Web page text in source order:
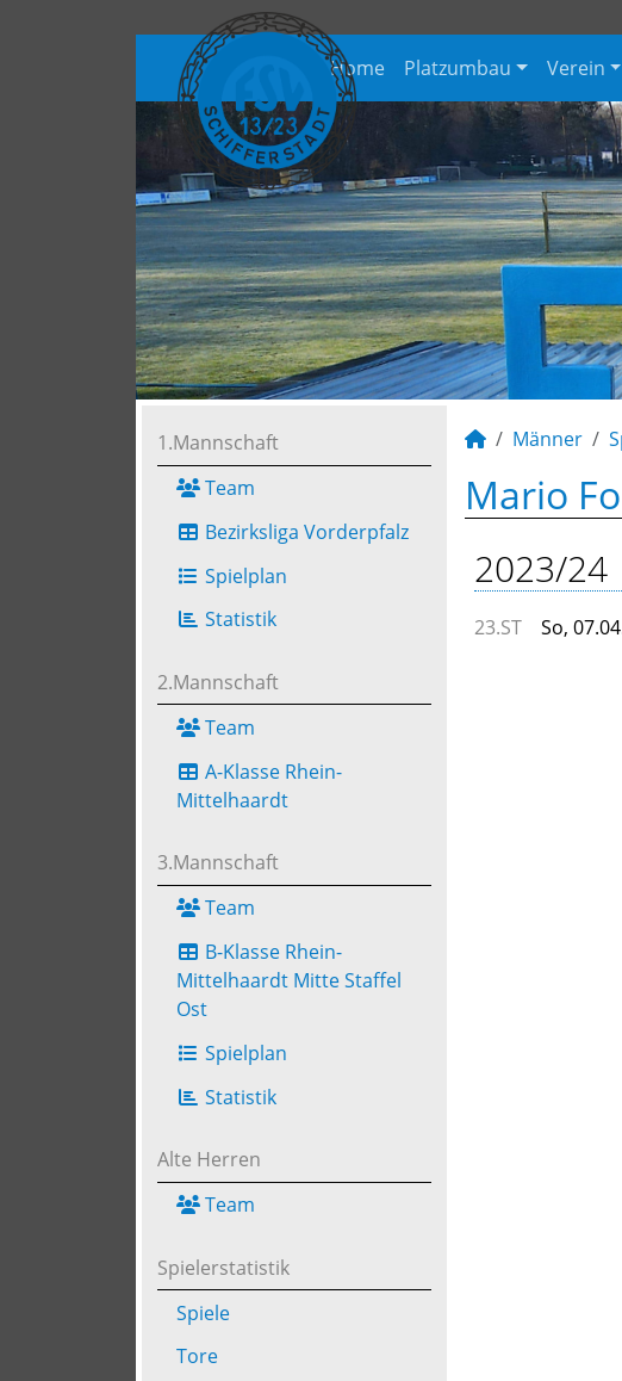
Home Platzumbau Verein
1.Mannschaft
Team
Bezirksliga Vorderpfalz
Spielplan
Statistik
2.Mannschaft
Team
A-Klasse Rhein-
Mittelhaardt
3.Mannschaft
Team
B-Klasse Rhein-
Mittelhaardt Mitte Staffel
Ost
Spielplan
Statistik
Alte Herren
Team
Spielerstatistik
Spiele
Tore
Männer
Mario
2023/24
23.ST So,